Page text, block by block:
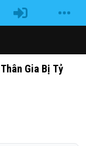
Gia Bị Tỷ